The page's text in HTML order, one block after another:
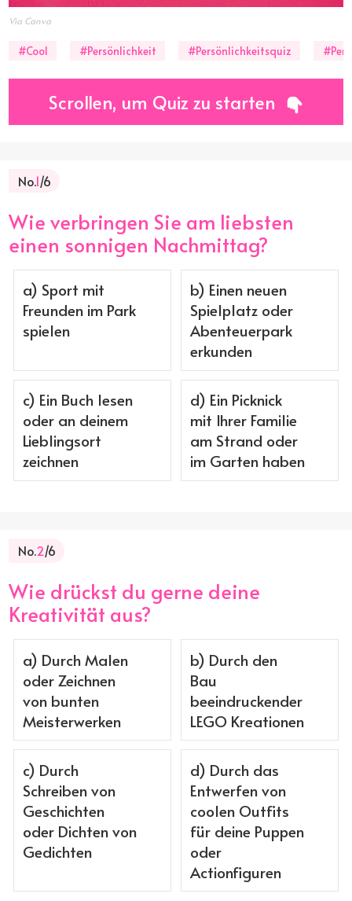
Via Canva
#Cool #Persönlichkeit #Persönlichkeitsquiz
Scrollen, um Quiz zu starten
No.1/6
Wie verbringen Sie am liebsten
einen sonnigen Nachmittag?
a) Sport mit
Freunden im Park
spielen
b) Einen neuen
Spielplatz oder
Abenteuerpark
erkunden
c) Ein Buch lesen
oder an deinem
Lieblingsort
zeichnen
d) Ein Picknick
mit Ihrer Familie
am Strand oder
im Garten haben
No.2/6
Wie drückst du gerne deine
Kreativität aus?
a) Durch Malen
oder Zeichnen
von bunten
Meisterwerken
b) Durch den
Bau
beeindruckender
LEGO Kreationen
c) Durch
Schreiben von
Geschichten
oder Dichten von
Gedichten
d) Durch das
Entwerfen von
coolen Outfits
für deine Puppen
oder
Actionfiguren